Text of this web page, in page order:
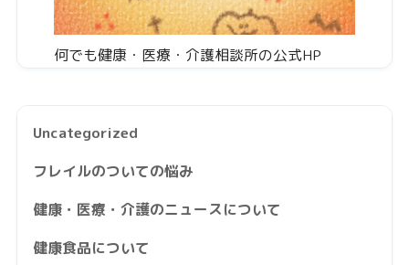
何でも健康・医療・介護相談所の公式HP
Uncategorized
フレイルのついての悩み
健康・医療・介護のニュースについて
健康食品について